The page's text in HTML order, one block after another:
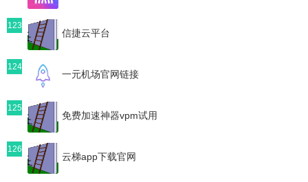
123
信捷云平台
124
一元机场官网链接
125
免费加速神器vpm试用
126
云梯app下载官网